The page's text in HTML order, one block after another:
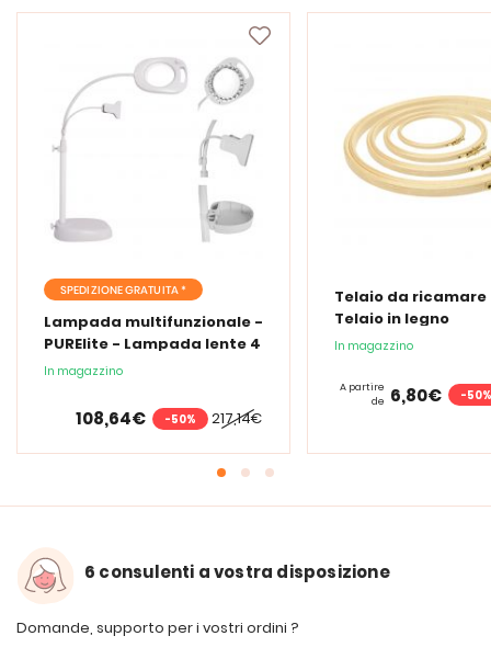
SPEDIZIONE GRATUITA *
Lampada multifunzionale -
PURElite - Lampada lente 4
in 1
In magazzino
217,14€
108,64€ -50%
Telaio da ricamare
Telaio in legno
In magazzino
A partire
de 6,80€ -50%
6 consulenti a vostra disposizione
Domande, supporto per i vostri ordini ?